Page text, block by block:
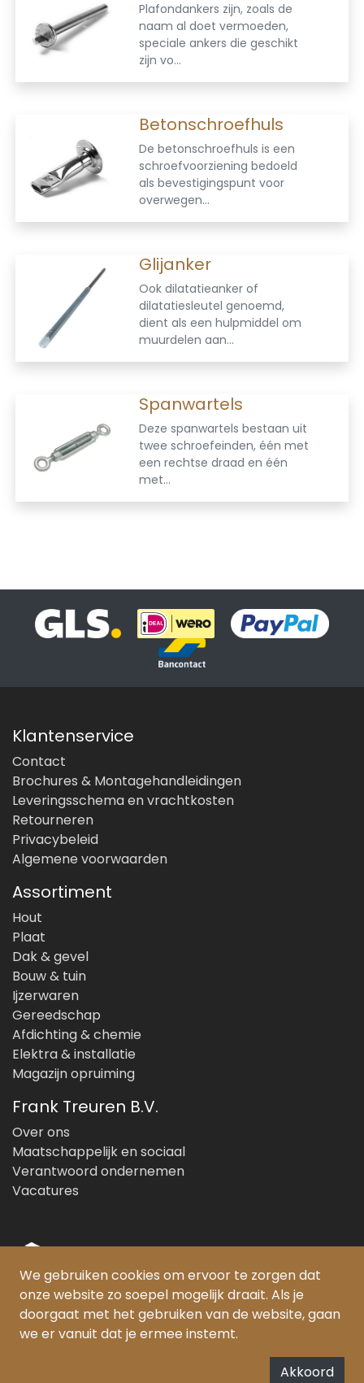
Plafondankers zijn, zoals de
naam al doet vermoeden,
speciale ankers die geschikt
zijn vo...
Betonschroefhuls
De betonschroefhuls is een
schroefvoorziening bedoeld
als bevestigingspunt voor
overwegen...
Glijanker
Ook dilatatieanker of
dilatatiesleutel genoemd,
dient als een hulpmiddel om
muurdelen aan...
Spanwartels
Deze spanwartels bestaan uit
twee schroefeinden, één met
een rechtse draad en één
met...
Klantenservice
Contact
Brochures & Montagehandleidingen
Leveringsschema en vrachtkosten
Retourneren
Privacybeleid
Algemene voorwaarden
Assortiment
Hout
Plaat
Dak & gevel
Bouw & tuin
Ijzerwaren
Gereedschap
Afdichting & chemie
Elektra & installatie
Magazijn opruiming
Frank Treuren B.V.
Over ons
Maatschappelijk en sociaal
Verantwoord ondernemen
Vacatures
© Copyright 2026 Frank Treuren B.V.
PEFC gecertificeerd:
We gebruiken cookies om ervoor te zorgen dat
onze website zo soepel mogelijk draait. Als je
doorgaat met het gebruiken van de website, gaan
we er vanuit dat je ermee instemt.
Akkoord